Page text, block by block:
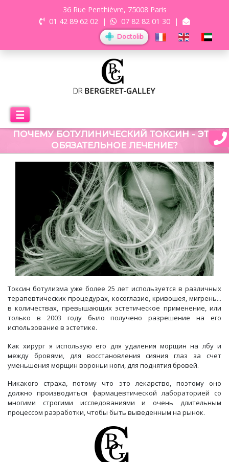
36 Rue Penthièvre, 75008 Paris
01 42 89 62 02 | 07 82 82 01 30 |
Doctolib
☰
ПОЧЕМУ БОТУЛИНИЧЕСКИЙ ТОКСИН - ЭТО
ОБЯЗАТЕЛЬНОЕ ЛЕЧЕНИЕ?
Токсин ботулизма уже более 25 лет используется в различных
терапевтических процедурах, косоглазие, кривошея, мигрень...
в количествах, превышающих эстетическое применение, или
только в 2003 году было получено разрешение на его
использование в эстетике.
Как хирург я использую его для удаления морщин на лбу и
между бровями, для восстановления сияния глаз за счет
уменьшения морщин вороньи ноги, для поднятия бровей.
Никакого страха, потому что это лекарство, поэтому оно
должно производиться фармацевтической лабораторией со
многими строгими исследованиями и очень длительным
процессом разработки, чтобы быть выведенным на рынок.